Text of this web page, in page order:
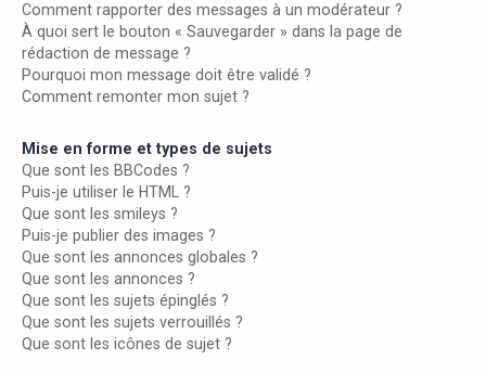
Comment rapporter des messages à un modérateur ?
À quoi sert le bouton « Sauvegarder » dans la page de
rédaction de message ?
Pourquoi mon message doit être validé ?
Comment remonter mon sujet ?
Mise en forme et types de sujets
Que sont les BBCodes ?
Puis-je utiliser le HTML ?
Que sont les smileys ?
Puis-je publier des images ?
Que sont les annonces globales ?
Que sont les annonces ?
Que sont les sujets épinglés ?
Que sont les sujets verrouillés ?
Que sont les icônes de sujet ?